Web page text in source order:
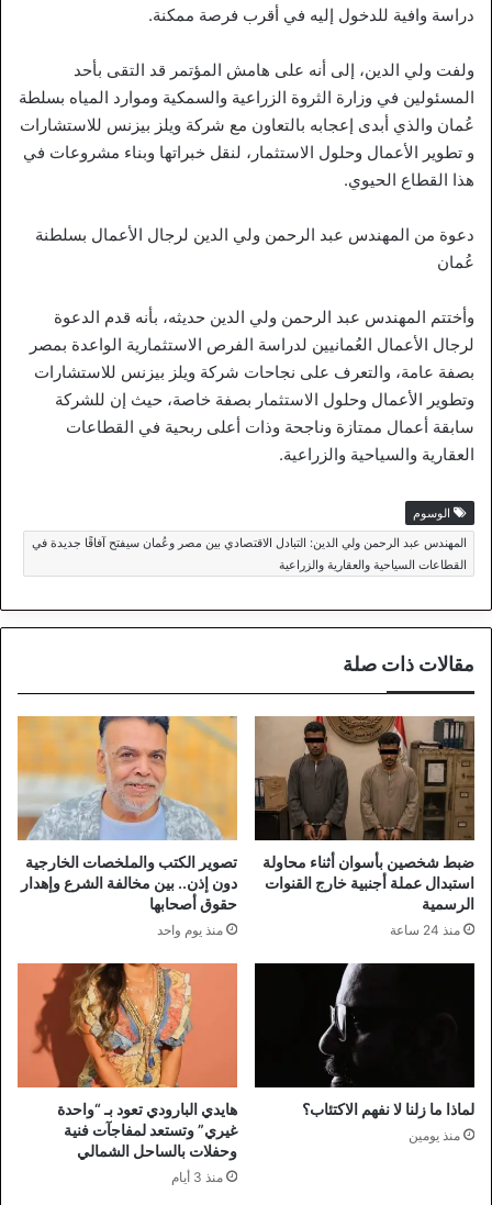
دراسة وافية للدخول إليه في أقرب فرصة ممكنة.
ولفت ولي الدين، إلى أنه على هامش المؤتمر قد التقى بأحد
المسئولين في وزارة الثروة الزراعية والسمكية وموارد المياه بسلطة
عُمان والذي أبدى إعجابه بالتعاون مع شركة ويلز بيزنس للاستشارات
و تطوير الأعمال وحلول الاستثمار، لنقل خبراتها وبناء مشروعات في
هذا القطاع الحيوي.
دعوة من المهندس عبد الرحمن ولي الدين لرجال الأعمال بسلطنة
عُمان
وأختتم المهندس عبد الرحمن ولي الدين حديثه، بأنه قدم الدعوة
لرجال الأعمال العُمانيين لدراسة الفرص الاستثمارية الواعدة بمصر
بصفة عامة، والتعرف على نجاحات شركة ويلز بيزنس للاستشارات
وتطوير الأعمال وحلول الاستثمار بصفة خاصة، حيث إن للشركة
سابقة أعمال ممتازة وناجحة وذات أعلى ربحية في القطاعات
العقارية والسياحية والزراعية.
الوسوم
المهندس عبد الرحمن ولي الدين: التبادل الاقتصادي بين مصر وعُمان سيفتح آفاقًا جديدة في
القطاعات السياحية والعقارية والزراعية
مقالات ذات صلة
ضبط شخصين بأسوان أثناء محاولة
استبدال عملة أجنبية خارج القنوات
الرسمية
منذ 24 ساعة
تصوير الكتب والملخصات الخارجية
دون إذن.. بين مخالفة الشرع وإهدار
حقوق أصحابها
منذ يوم واحد
لماذا ما زلنا لا نفهم الاكتئاب؟
منذ يومين
هايدي البارودي تعود بـ “واحدة
غيري” وتستعد لمفاجآت فنية
وحفلات بالساحل الشمالي
منذ 3 أيام